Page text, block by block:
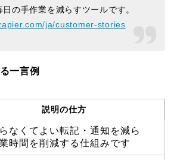
の手作業を減らすツールです。
ja/customer-stories
一言例
説明の仕方
なくてよい転記・通知を減ら
時間を削減する仕組みです